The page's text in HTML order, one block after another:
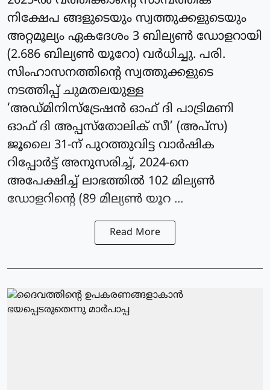
നിക്ഷേപ ങ്ങളുടെയും സ്വത്തുക്കളുടെയും
അറ്റമൂല്യം ഏകദേശം 3 ബില്യണ്‍ ഡോളറായി
(2.686 ബില്യണ്‍ യൂറോ) വർധിച്ചു. പരി.
സിംഹാസനത്തിന്റെ സ്വത്തുക്കളുടെ
നടത്തിപ്പ് ചുമതലയുള്ള
‘അഡ്മിനിസ്‌ട്രേഷന്‍ ഓഫ് ദി പാട്രിമണി
ഓഫ് ദി അപ്പസ്‌തോലിക് സീ’ (അപ്‌സ)
ജൂലൈ 31-ന് പുറത്തുവിട്ട വാര്‍ഷിക
റിപ്പോര്‍ട്ട് അനുസരിച്ച്, 2024-നെ
അപേക്ഷിച്ച് ലാഭത്തില്‍ 102 മില്യണ്‍
ഡോളറിന്റെ (89 മില്യണ്‍ യൂറ ...
Read More